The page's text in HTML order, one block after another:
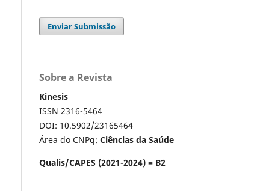
Enviar Submissão
Sobre a Revista
Kinesis
ISSN 2316-5464
DOI: 10.5902/23165464
Área do CNPq: Ciências da Saúde
Qualis/CAPES (2021-2024) = B2